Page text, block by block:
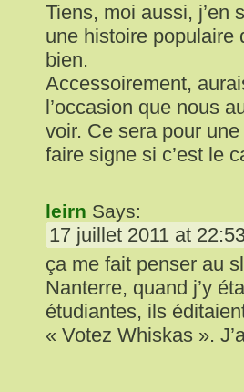
Tiens, moi aussi, j’en
une histoire populaire
bien.
Accessoirement,
l’occasion que nous
voir. Ce sera pour
faire signe si c’est le
leirn Says:
17 juillet 2011 at
ça me fait penser au
Nanterre, quand j’y
étudiantes, ils
« Votez Whiskas ».